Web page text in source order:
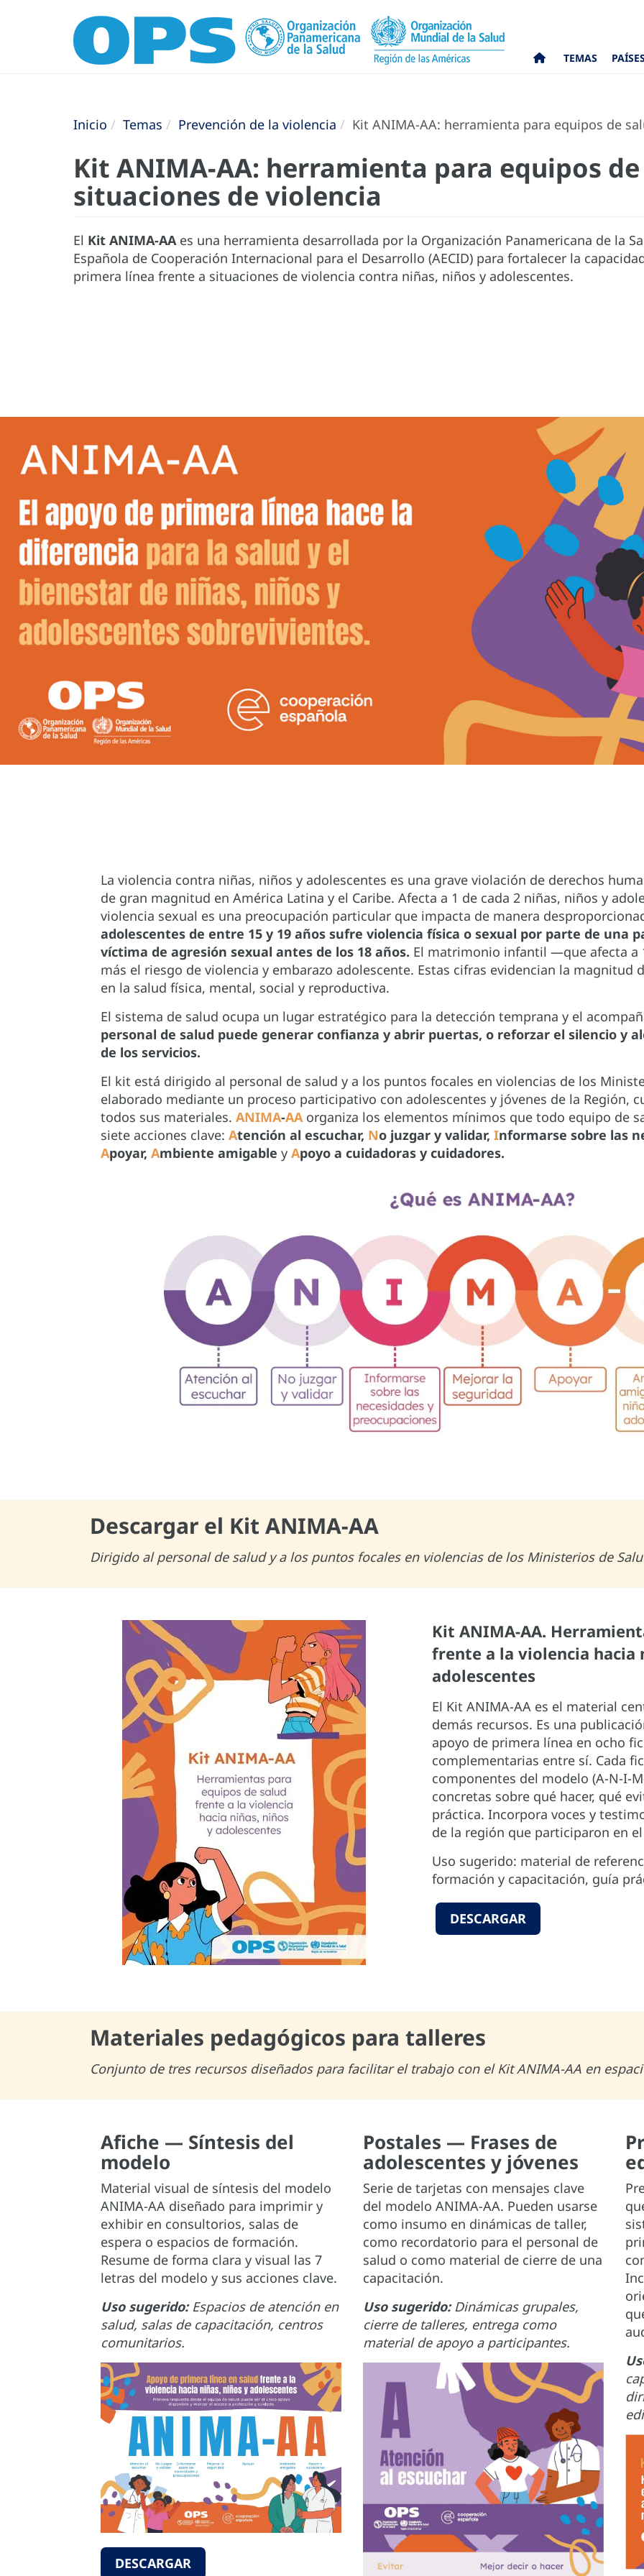
TEMAS
Inicio Temas Prevención de la violencia Kit ANIMA-AA: herramienta para equipos de
Kit ANIMA-AA: herramienta para equipos
situaciones de violencia
El Kit ANIMA-AAes una herramienta desarrollada por la Organización Panamericana de la
Española de Cooperación Internacional para el Desarrollo (AECID) para fortalecer la
primera línea frente a situaciones de violencia contra niñas, niños y adolescentes.
La violencia contra niñas, niños y adolescentes es una grave violación de derechos
de gran magnitud en América Latina y el Caribe. Afecta a 1 de cada 2 niñas, niños y
violencia sexual es una preocupación particular que impacta de manera
adolescentes de entre 15 y 19 años sufre violencia física o sexual por parte de una
víctima de agresión sexual antes de los 18 años. El matrimonio infantil —que afecta a
más el riesgo de violencia y embarazo adolescente. Estas cifras evidencian la
en la salud física, mental, social y reproductiva.
El sistema de salud ocupa un lugar estratégico para la detección temprana y el
personal de salud puede generar confianza y abrir puertas, o reforzar el silencio y
de los servicios.
El kit está dirigido al personal de salud y a los puntos focales en violencias de los
elaborado mediante un proceso participativo con adolescentes y jóvenes de la Región,
todos sus materiales. ANIMA-AA organiza los elementos mínimos que todo equipo de
siete acciones clave: Atención al escuchar, No juzgar y validar, Informarse sobre las
Apoyar, Ambiente amigable y Apoyo a cuidadoras y cuidadores.
Descargar el Kit ANIMA-AA
Dirigido al personal de salud y a los puntos focales en violencias de los Ministerios de
Kit ANIMA-AA.
frente a la violencia hacia
adolescentes
El Kit ANIMA-AA es el material
demás recursos. Es una
apoyo de primera línea en ocho
complementarias entre sí. Cada
componentes del modelo (A-N-I-
concretas sobre qué hacer, qué
práctica. Incorpora voces y
de la región que participaron en
Uso sugerido: material de
formación y capacitación, guía
DESCARGAR
Materiales pedagógicos para talleres
Conjunto de tres recursos diseñados para facilitar el trabajo con el Kit ANIMA-AA en
Afiche — Síntesis del
modelo
Material visual de síntesis del modelo
ANIMA-AA diseñado para imprimir y
exhibir en consultorios, salas de
espera o espacios de formación.
Resume de forma clara y visual las 7
letras del modelo y sus acciones clave.
Uso sugerido:Espacios de atención en
salud, salas de capacitación, centros
comunitarios.
DESCARGAR
Postales — Frases de
adolescentes y jóvenes
Serie de tarjetas con mensajes clave
del modelo ANIMA-AA. Pueden usarse
como insumo en dinámicas de taller,
como recordatorio para el personal de
salud o como material de cierre de una
capacitación.
Uso sugerido:Dinámicas grupales,
cierre de talleres, entrega como
material de apoyo a participantes.